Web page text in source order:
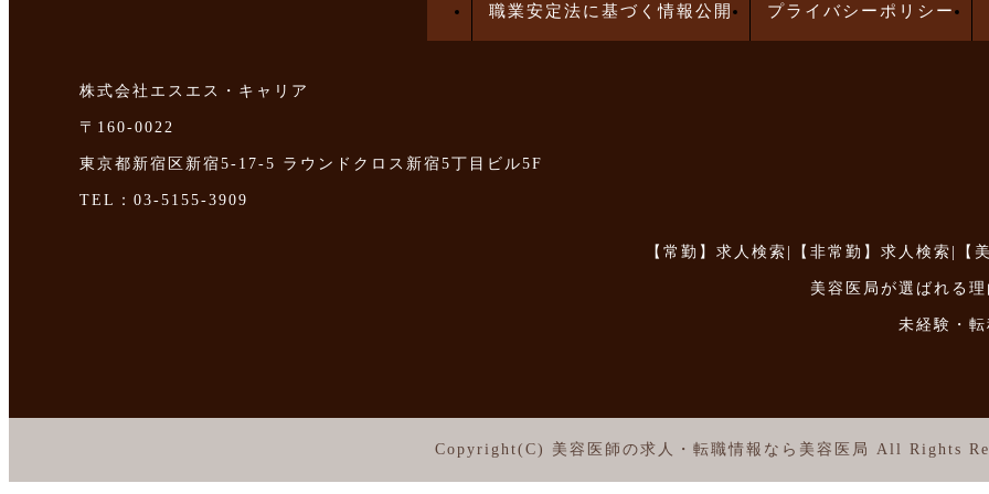
職業安定法に基づく情報公開 プライバシーポリシー
株式会社エスエス・キャリア
〒160-0022
東京都新宿区新宿5-17-5 ラウンドクロス新宿5丁目ビル5F
TEL：03-5155-3909
【常勤】求人検索 【非常勤】求人検索 【
美容医局が選ばれる
未経験・
Copyright(C) 美容医師の求人・転職情報なら美容医局 All Rights